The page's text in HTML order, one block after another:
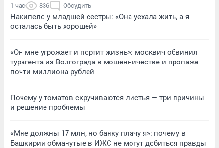
1 час 836 Обсудить
Накипело у младшей сестры: «Она уехала жить, а я
осталась быть хорошей»
«Он мне угрожает и портит жизнь»: москвич обвинил
турагента из Волгограда в мошенничестве и пропаже
почти миллиона рублей
Почему у томатов скручиваются листья — три причины
и решение проблемы
«Мне должны 17 млн, но банку плачу я»: почему в
Башкирии обманутые в ИЖС не могут добиться правды